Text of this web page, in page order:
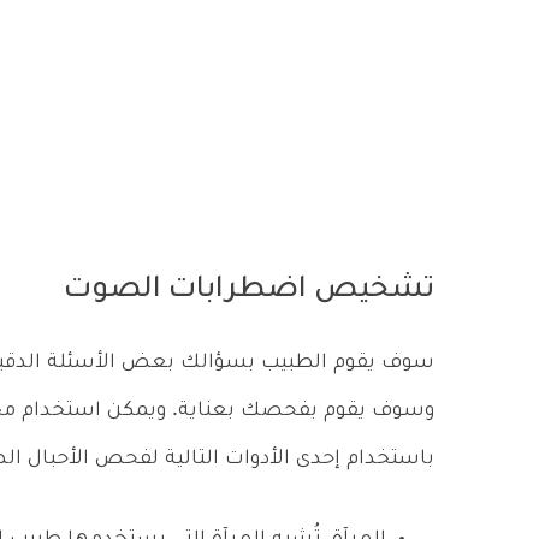
تشخيص اضطرابات الصوت
سوف يقوم الطبيب بسؤالك بعض الأسئلة
وسوف يقوم بفحصك بعناية. ويمكن استخدام
باستخدام إحدى الأدوات التالية لفحص الأحبال